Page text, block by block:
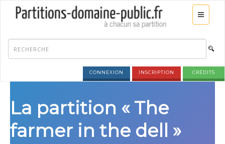
CONNEXION INSCRIPTION CRÉDITS
La partition « The
farmer in the dell »